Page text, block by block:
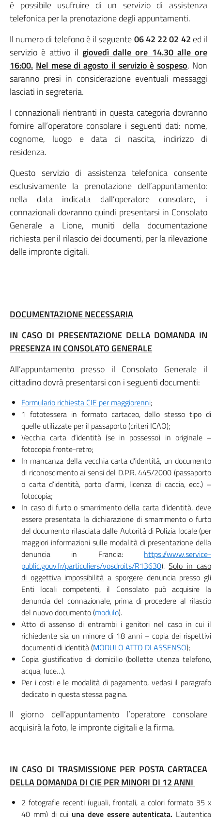
è possibile usufruire di un servizio di assistenza
telefonica per la prenotazione degli appuntamenti.
Il numero di telefono è il seguente06 42 22 02 42 ed il
servizio è attivo il giovedì dalle ore 14.30 alle ore
16:00. Nel mese di agosto il servizio è sospeso. Non
saranno presi in considerazione eventuali messaggi
lasciati in segreteria.
I connazionali rientranti in questa categoria dovranno
fornire all’operatore consolare i seguenti dati: nome,
cognome, luogo e data di nascita, indirizzo di
residenza.
Questo servizio di assistenza telefonica consente
esclusivamente la prenotazione dell’appuntamento:
nella data indicata dall’operatore consolare, i
connazionali dovranno quindi presentarsi in Consolato
Generale a Lione, muniti della documentazione
richiesta per il rilascio dei documenti, per la rilevazione
delle impronte digitali.
DOCUMENTAZIONE NECESSARIA
IN CASO DI PRESENTAZIONE DELLA DOMANDA IN
PRESENZA IN CONSOLATO GENERALE
All’appuntamento presso il Consolato Generale il
cittadino dovrà presentarsi con i seguenti documenti:
Formulario richiesta CIE per maggiorenni;
1 fototessera in formato cartaceo, dello stesso tipo di
quelle utilizzate per il passaporto (criteri ICAO);
Vecchia carta d’identità (se in possesso) in originale +
fotocopia fronte-retro;
In mancanza della vecchia carta d’identità, un documento
di riconoscimento ai sensi del D.P.R. 445/2000 (passaporto
o carta d’identità, porto d’armi, licenza di caccia, ecc.) +
fotocopia;
In caso di furto o smarrimento della carta d’identità, deve
essere presentata la dichiarazione di smarrimento o furto
del documento rilasciata dalle Autorità di Polizia locale (per
maggiori informazioni sulle modalità di presentazione della
denuncia in Francia: https://www.service-
public.gouv.fr/particuliers/vosdroits/R13630).Solo in caso
di oggettiva impossibilità a sporgere denuncia presso gli
Enti locali competenti, il Consolato può acquisire la
denuncia del connazionale, prima di procedere al rilascio
del nuovo documento (modulo).
Atto di assenso di entrambi i genitori nel caso in cui il
richiedente sia un minore di 18 anni + copia dei rispettivi
documenti di identità (MODULO ATTO DI ASSENSO);
Copia giustificativo di domicilio (bollette utenza telefono,
acqua, luce…).
Per i costi e le modalità di pagamento, vedasi il paragrafo
dedicato in questa stessa pagina.
Il giorno dell’appuntamento l’operatore consolare
acquisirà la foto, le impronte digitali e la firma.
IN CASO DI TRASMISSIONE PER POSTA CARTACEA
DELLA DOMANDA DI CIE PER MINORI DI 12 ANNI
2 fotografie recenti (uguali, frontali, a colori formato 35 x
40 mm) di cui una deve essere autenticata. L’autentica